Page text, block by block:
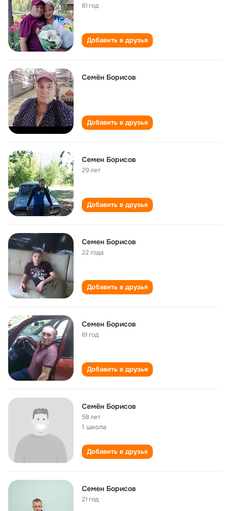
61 год
Добавить в друзья
Семён Борисов
Добавить в друзья
Семен Борисов
29 лет
Добавить в друзья
Семен Борисов
22 года
Добавить в друзья
Семен Борисов
61 год
Добавить в друзья
Семён Борисов
58 лет
1 школа
Добавить в друзья
Семен Борисов
21 год